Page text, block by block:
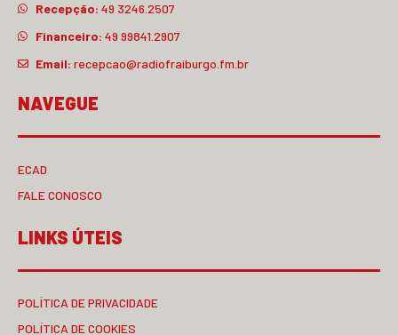
Recepção: 49 3246.2507
Financeiro: 49 99841.2907
Email: recepcao@radiofraiburgo.fm.br
NAVEGUE
ECAD
FALE CONOSCO
LINKS ÚTEIS
POLÍTICA DE PRIVACIDADE
POLÍTICA DE COOKIES